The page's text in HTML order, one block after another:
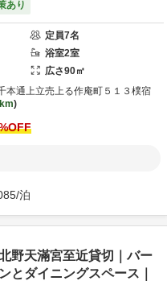
あり
定員7名
浴室2室
広さ90㎡
本通上立売上る作庵町５１３ 樸宿
/泊
野天滿宮至近貸切｜バー
とダイニングスペース｜